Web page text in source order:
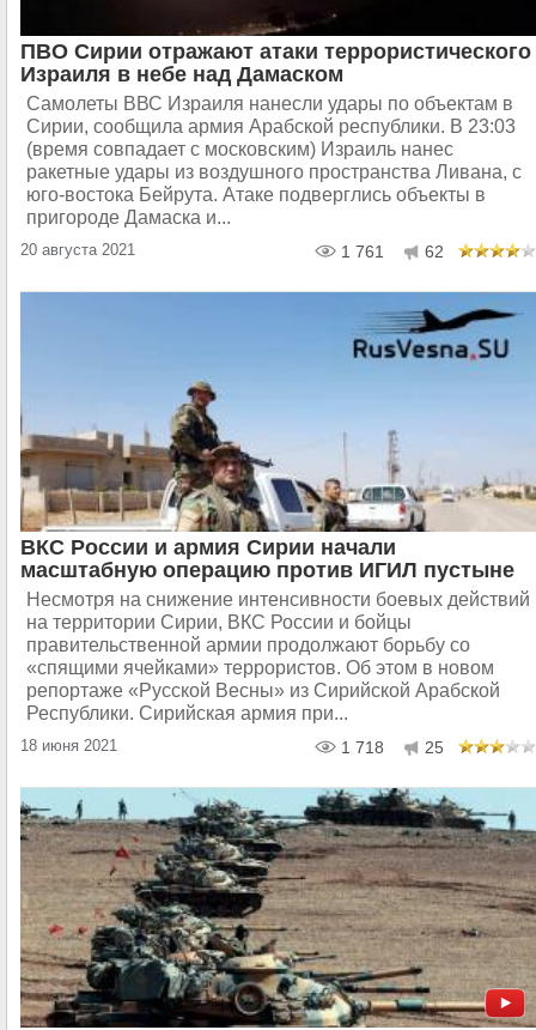
ПВО Сирии отражают атаки террористического
Израиля в небе над Дамаском
Самолеты ВВС Израиля нанесли удары по объектам в
Сирии, сообщила армия Арабской республики. В 23:03
(время совпадает с московским) Израиль нанес
ракетные удары из воздушного пространства Ливана, с
юго-востока Бейрута. Атаке подверглись объекты в
пригороде Дамаска и...
20 августа 2021 1 761 62
ВКС России и армия Сирии начали
масштабную операцию против ИГИЛ пустыне
Несмотря на снижение интенсивности боевых действий
на территории Сирии, ВКС России и бойцы
правительственной армии продолжают борьбу со
«спящими ячейками» террористов. Об этом в новом
репортаже «Русской Весны» из Сирийской Арабской
Республики. Сирийская армия при...
18 июня 2021 1 718 25